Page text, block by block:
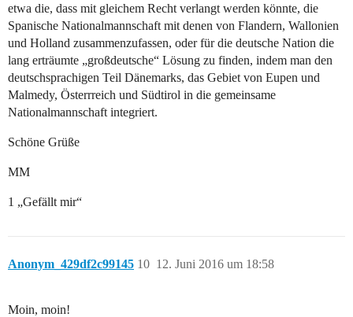
etwa die, dass mit gleichem Recht verlangt werden könnte, die
Spanische Nationalmannschaft mit denen von Flandern, Wallonien
und Holland zusammenzufassen, oder für die deutsche Nation die
lang erträumte „großdeutsche“ Lösung zu finden, indem man den
deutschsprachigen Teil Dänemarks, das Gebiet von Eupen und
Malmedy, Österrreich und Südtirol in die gemeinsame
Nationalmannschaft integriert.
Schöne Grüße
MM
1 „Gefällt mir“
Anonym_429df2c99145 12. Juni 2016 um 18:58
10
Moin, moin!